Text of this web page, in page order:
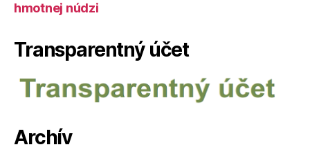
hmotnej núdzi
Transparentný účet
Archív